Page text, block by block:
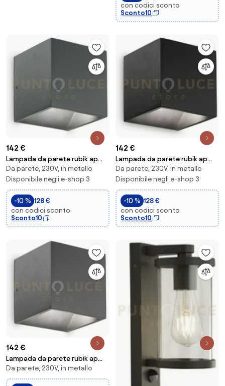
con codici sconto
Sconto10
142 €
Lampada da parete rubik ap
antracite 3000k
Da parete, 230V, in metallo
Disponibile negli e-shop 3
-10 % 128 €
con codici sconto
Sconto10
142 €
Lampada da parete rubik ap
nero 3000k
Da parete, 230V, in metallo
Disponibile negli e-shop 3
-10 % 128 €
con codici sconto
Sconto10
142 €
Lampada da parete rubik ap
antracite 4000k
Da parete, 230V, in metallo